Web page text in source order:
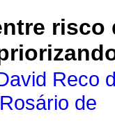
Reco
de